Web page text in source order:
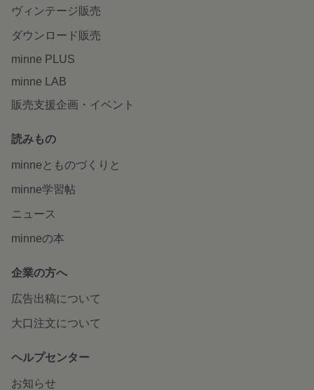
ヴィンテージ販売
ダウンロード販売
minne PLUS
minne LAB
販売支援企画・イベント
読みもの
minneとものづくりと
minne学習帖
ニュース
minneの本
企業の方へ
広告出稿について
大口注文について
ヘルプセンター
お知らせ